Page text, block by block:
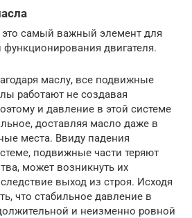
это самый важный элемент для
двигателя.
маслу, все подвижные
работают не создавая
и давление в этой системе
доставляя масло даже в
места. Ввиду падения
подвижные части теряют
может возникнуть их
выход из строя. Исходя
что стабильное давление в
и неизменно ровной